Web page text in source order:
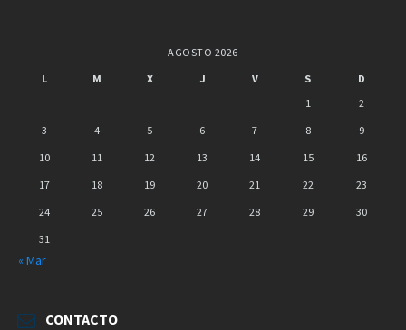
AGOSTO 2026
L
M X J V S
D
1
2
3
4 5 6 7 8
9
10
11 12 13 14 15
16
17
18 19 20 21 22
23
24
25 26 27 28 29
30
31
« Mar
CONTACTO